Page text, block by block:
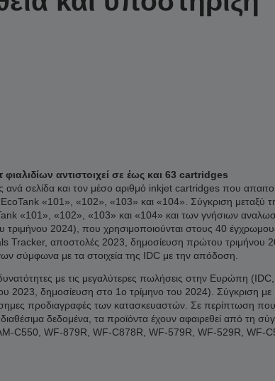
αντιστοιχεί σε έως και 63 cartridges
σελίδα και τον μέσο αριθμό inkjet cartridges που
«101», «102», «103» και «104». Σύγκριση μεταξύ
«101», «102», «103» και «104» και των γνήσιων
2024), που χρησιμοποιούνται στους 40
αποστολές 2023, δημοσίευση πρώτου τριμήνου
σύμφωνα με τα στοιχεία της IDC με την απόδοση.
με τις μεγαλύτερες πωλήσεις στην Ευρώπη
2023, δημοσίευση στο 1ο τρίμηνο του 2024). Σύγκριση
προδιαγραφές των κατασκευαστών. Σε περίπτωση που
δεδομένα, τα προϊόντα έχουν αφαιρεθεί από τη
C550, WF-879R, WF-C878R, WF-579R, WF-529R, WF-